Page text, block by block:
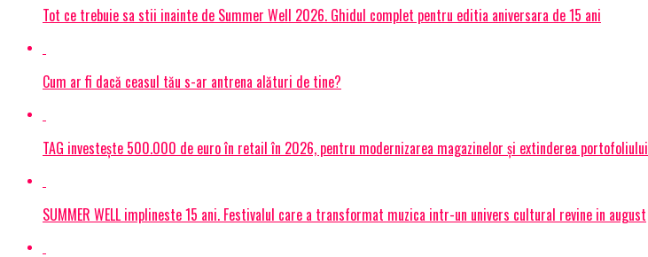
Tot ce trebuie sa stii inainte de Summer Well 2026. Ghidul complet pentru editia aniversara de 15 ani
Cum ar fi dacă ceasul tău s-ar antrena alături de tine?
TAG investește 500.000 de euro în retail în 2026, pentru modernizarea magazinelor și extinderea portofoliului
SUMMER WELL implineste 15 ani. Festivalul care a transformat muzica intr-un univers cultural revine in august